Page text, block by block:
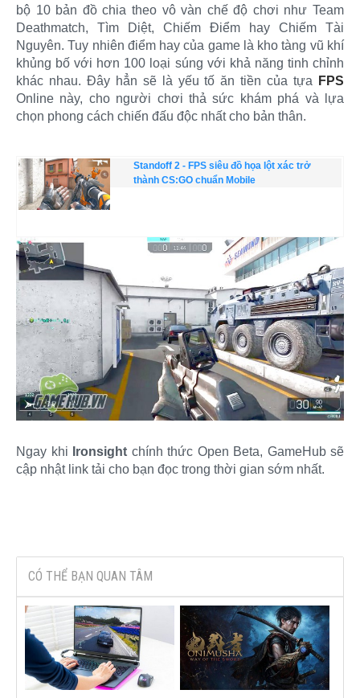
bộ 10 bản đồ chia theo vô vàn chế độ chơi như Team
Deathmatch, Tìm Diệt, Chiếm Điểm hay Chiếm Tài
Nguyên. Tuy nhiên điểm hay của game là kho tàng vũ khí
khủng bố với hơn 100 loại súng với khả năng tinh chỉnh
khác nhau. Đây hẳn sẽ là yếu tố ăn tiền của tựa
FPS
Online này, cho người chơi thả sức khám phá và lựa
chọn phong cách chiến đấu độc nhất cho bản thân.
Standoff 2 - FPS siêu đồ họa lột xác trở
thành CS:GO chuẩn Mobile
Ngay khi Ironsight chính thức Open Beta, GameHub sẽ
cập nhật link tải cho bạn đọc trong thời gian sớm nhất.​
CÓ THỂ BẠN QUAN TÂM